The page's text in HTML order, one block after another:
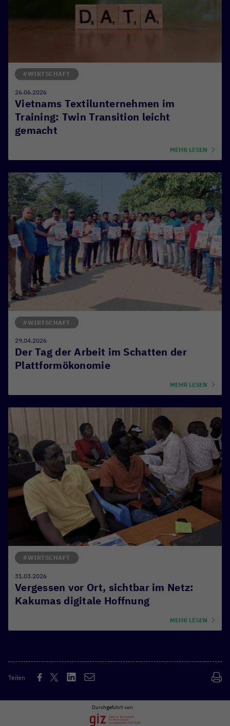
Vietnams Textilunternehmen im
Training: Twin Transition leicht
gemacht
#WIRTSCHAFT
26.06.2026
MEHR LESEN
Der Tag der Arbeit im Schatten der
Plattformökonomie
#WIRTSCHAFT
29.04.2026
MEHR LESEN
Vergessen vor Ort, sichtbar im Netz:
Kakumas digitale Hoffnung
#WIRTSCHAFT
31.03.2026
MEHR LESEN
Teilen
Durchgeführt von